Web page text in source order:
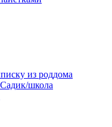
из роддома
школа